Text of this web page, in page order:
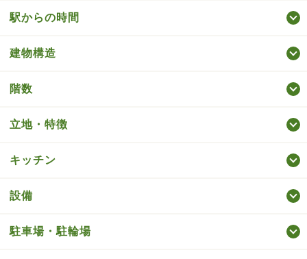
駅からの時間
建物構造
階数
立地・特徴
キッチン
設備
駐車場・駐輪場